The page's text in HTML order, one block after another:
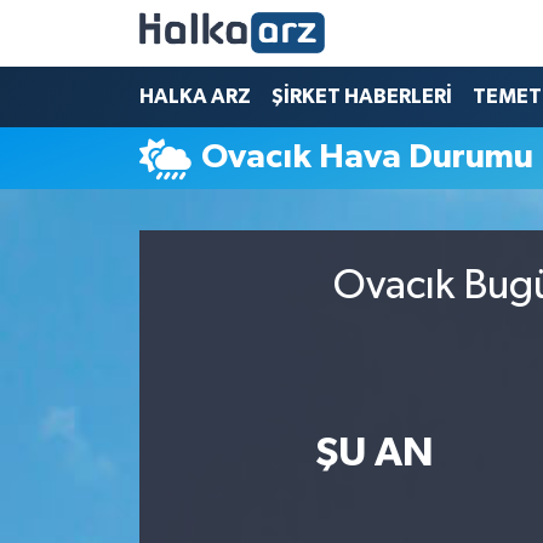
HALKA ARZ ŞİRKET HABERLERİ
Ovacık Hava Durumu
Ovacık
ŞU AN
HALKA ARZ
SERMAYE ARTIRIMI